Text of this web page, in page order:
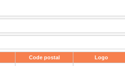
Code postal Logo